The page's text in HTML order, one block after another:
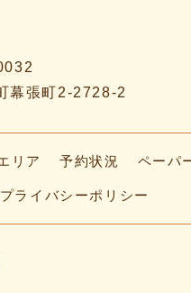
幕張町2-2728-2
リア 予約状況 ペーパ
プライバシーポリシー